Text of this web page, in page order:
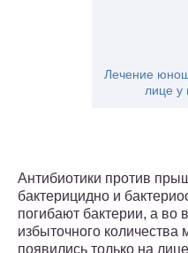
Лечение
лице у
Антибиотики против
бактерицидно и
погибают бактерии, а во
избыточного количества
появились только на